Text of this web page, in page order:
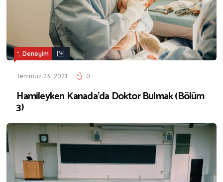
*,Deneyim
Temmuz 23, 2021 0
Hamileyken Kanada’da Doktor Bulmak (Bölüm
3)